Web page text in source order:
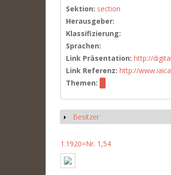
Sektion: section
Herausgeber:
Klassifizierung:
Sprachen:
Link Präsentation: http://
Link Referenz: http://
Themen:
Anzeigen
Besitzer
1.1920=Nr. 1,54